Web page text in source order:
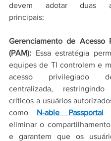
devem adotar duas
principais:
Gerenciamento de Acesso
(PAM): Essa estratégia
equipes de TI controlem e
acesso privilegiado
centralizada, restringindo
críticos a usuários
como N-able Passportal
eliminar o
e garantem que os